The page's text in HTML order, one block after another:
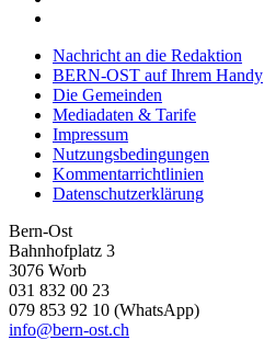
Nachricht an die Redaktion
BERN-OST auf Ihrem Handy
Die Gemeinden
Mediadaten & Tarife
Impressum
Nutzungsbedingungen
Kommentarrichtlinien
Datenschutzerklärung
Bern-Ost
Bahnhofplatz 3
3076 Worb
031 832 00 23
079 853 92 10 (WhatsApp)
info@bern-ost.ch